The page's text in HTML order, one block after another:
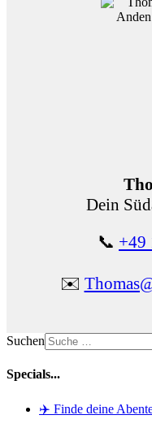
Dein
📞 +49
✉️
Suchen
Specials...
✈️ Finde deine